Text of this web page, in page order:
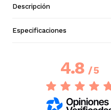
Descripción
Especificaciones
4.8/5